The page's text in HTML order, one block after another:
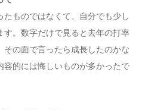
ものではなくて、自分でも少し
す。数字だけで見ると去年の打率
の面で言ったら成長したのかな
容的には悔しいものが多かったで